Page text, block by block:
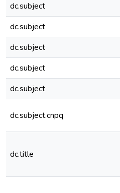
dc.subject
dc.subject
dc.subject
dc.subject
dc.subject
dc.subject.cnpq
dc.title